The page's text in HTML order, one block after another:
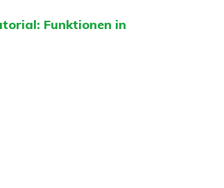
Funktionen in